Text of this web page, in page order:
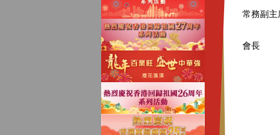
常務副主
會長